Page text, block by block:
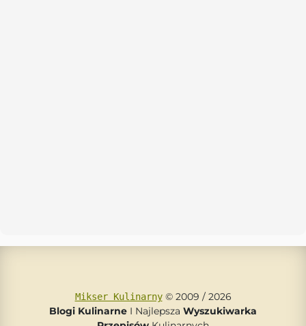
Mikser Kulinarny© 2009 / 2026
Blogi Kulinarne I Najlepsza Wyszukiwarka